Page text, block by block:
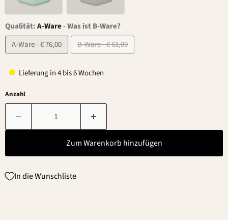
Qualität:A-Ware-Was ist B-Ware?
A-Ware - € 76,00
B-Ware - € 61,00
Lieferung in 4 bis 6 Wochen
Anzahl
Zum Warenkorb hinzufügen
In die Wunschliste